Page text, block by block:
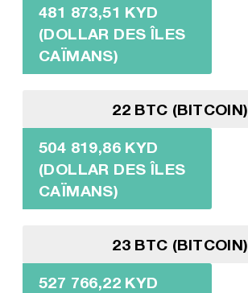
481 873,51 KYD
(DOLLAR DES ÎLES
CAÏMANS)
22 BTC (BITCOIN)
504 819,86 KYD
(DOLLAR DES ÎLES
CAÏMANS)
23 BTC (BITCOIN)
527 766,22 KYD